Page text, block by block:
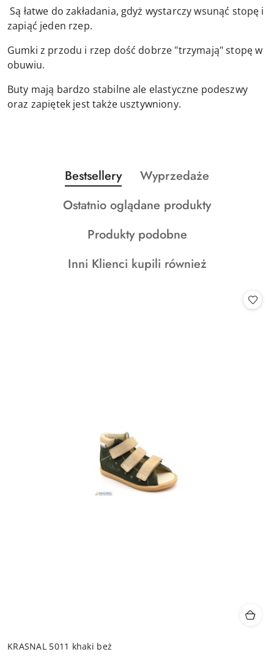
Są łatwe do zakładania, gdyż wystarczy wsunąć stopę i
zapiąć jeden rzep.
Gumki z przodu i rzep dość dobrze "trzymają" stopę w
obuwiu.
Buty mają bardzo stabilne ale elastyczne podeszwy
oraz zapiętek jest także usztywniony.
Pomiń karuzelę produktów
Produkty
o
statusie:
Bestsellery
Produkty
statusie:
Wyprzedaże
Produkty
statusie:
Ostatnio oglądane produkty
Produkty
statusie:
Produkty podobne
Produkty
Inni Klienci kupili również
KRASNAL 5011 khaki beż